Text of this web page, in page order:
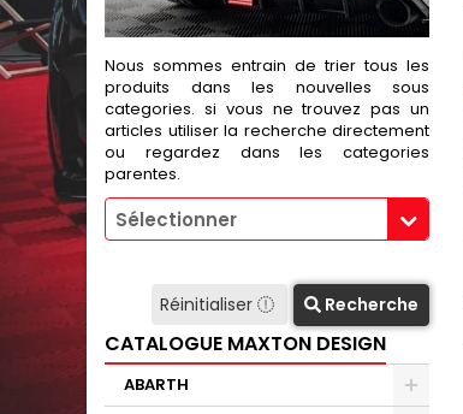
Nous sommes entrain de trier tous les
produits dans les nouvelles sous
categories. si vous ne trouvez pas un
articles utiliser la recherche directement
ou regardez dans les categories
parentes.
Sélectionner
Réinitialiser Recherche
CATALOGUE MAXTON DESIGN
ABARTH